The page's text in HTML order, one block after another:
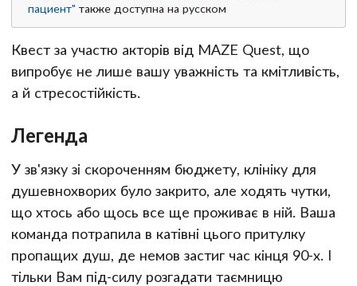
пациент" также доступна на русском
Квест за участю акторів від MAZE Quest, що
випробує не лише вашу уважність та кмітливість,
а й стресостійкість.
Легенда
У зв'язку зі скороченням бюджету, клініку для
душевнохворих було закрито, але ходять чутки,
що хтось або щось все ще проживає в ній. Ваша
команда потрапила в катівні цього притулку
пропащих душ, де немов застиг час кінця 90-х. І
тільки Вам під-силу розгадати таємницю